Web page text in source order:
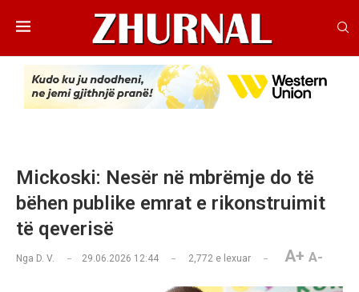
Mickoski: Nesër në mbrëmje do të
bëhen publike emrat e rikonstruimit
të qeverisë
Nga D. V. 29.06.2026 12:44 2,772 e lexuar A+ A-